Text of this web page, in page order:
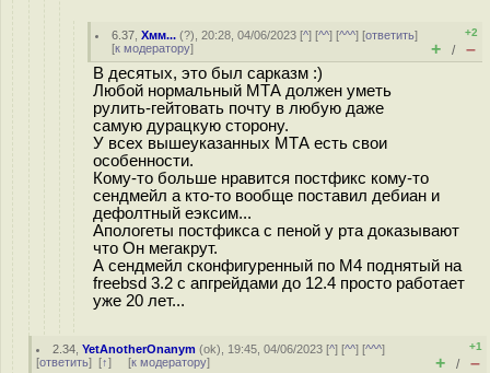
6.37 ,Хмм... (?), 20:28, 04/06/2023 [^] [^^] [^^^] [ответить]
[к модератору]
+2
+ / –
В десятых, это был сарказм :)
Любой нормальный МТА должен уметь
рулить-гейтовать почту в любую даже
самую дурацкую сторону.
У всех вышеуказанных МТА есть свои
особенности.
Кому-то больше нравится постфикс кому-то
сендмейл а кто-то вообще поставил дебиан и
дефолтный eэксим...
Апологеты постфикса с пеной у рта доказывают
что Он мегакрут.
А сендмейл сконфигуренный по M4 поднятый на
freebsd 3.2 с апгрейдами до 12.4 просто работает
уже 20 лет...
2.34 ,YetAnotherOnanym (ok), 19:45, 04/06/2023 [^] [^^] [^^^]
[ответить] [↑] [к модератору]
+1
+ / –